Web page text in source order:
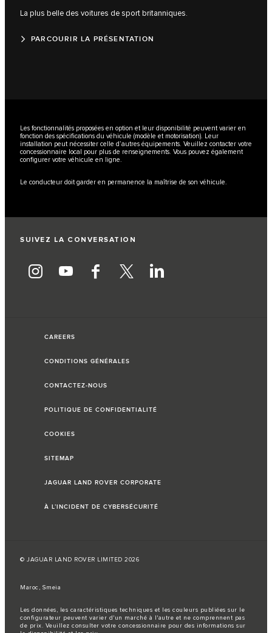
La plus belle des voitures de sport britanniques.
PARCOURIR LA PRÉSENTATION
Les fonctionnalités proposées en option et leur disponibilité peuvent varier en
fonction des spécifications du véhicule (modèle et motorisation). Leur
installation peut nécessiter celle d’autres équipements. Veuillez contacter votre
concessionnaire local pour plus de renseignements. Vous pouvez également
configurer votre véhicule en ligne.
Le conducteur doit garder en permanence la maîtrise de son véhicule.
SUIVEZ LA CONVERSATION
CAREERS
CONDITIONS GÉNÉRALES
CONTACTEZ-NOUS
POLITIQUE DE CONFIDENTIALITÉ
COOKIES
SITEMAP
JAGUAR LAND ROVER CORPORATE
À L’INCIDENT DE CYBERSÉCURITÉ
© JAGUAR LAND ROVER LIMITED 2026
Maroc, Smeia
Les données, les caractéristiques techniques et les couleurs publiées sur le
configurateur peuvent varier d'un marché à l'autre et ne comprennent pas
de prix. Veuillez consulter votre concessionnaire pour des informations sur